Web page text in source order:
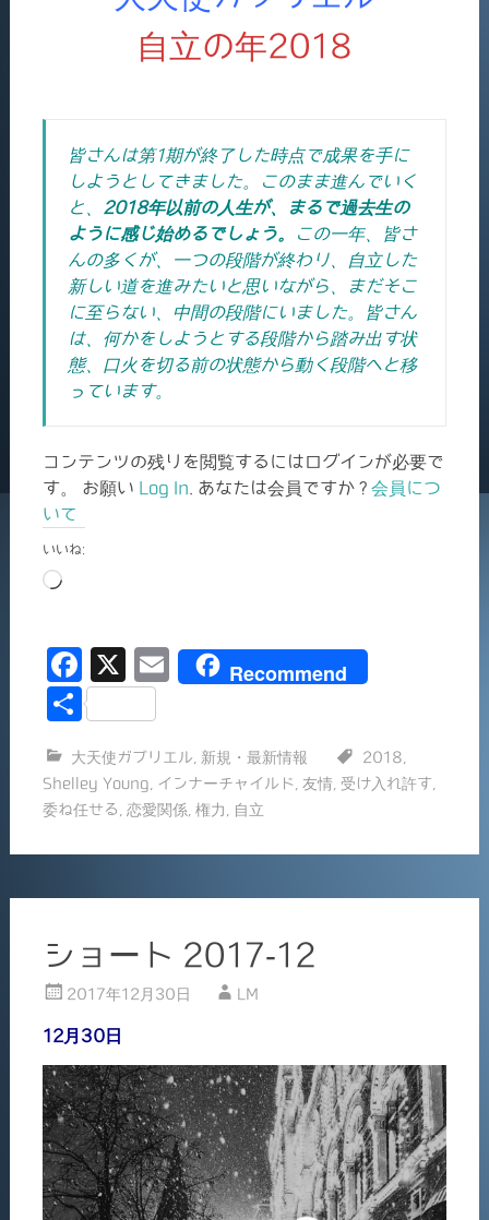
自立の年2018
皆さんは第1期が終了した時点で成果を手に
しようとしてきました。このまま進んでいく
と、
2018年以前の人生が、まるで過去生の
ように感じ始めるでしょう。
この一年、皆さ
んの多くが、一つの段階が終わり、自立した
新しい道を進みたいと思いながら、まだそこ
に至らない、中間の段階にいました。皆さん
は、何かをしようとする段階から踏み出す状
態、口火を切る前の状態から動く段階へと移
っています。
コンテンツの残りを閲覧するにはログインが必要で
す。 お願い Log In . あなたは会員ですか ? 会員につ
いて
いいね:
読
み
中…
F
a
e
b
k
X
E
l
Recommend
共
大天使ガブリエル 新規・最新情報 2018
Shelley Young
インナーチャイルド 友情, 受け入れ許す
委ね任せる
恋愛関係, 権力 自立
ショート 2017-12
2017年12月30日 LM
12月30日